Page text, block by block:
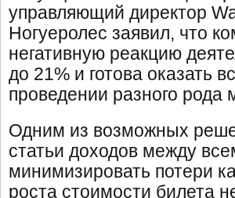
управляющий директор
Ногуеролес заявил, что
негативную реакцию
до 21% и готова оказать
проведении разного рода
Одним из возможных
статьи доходов между
минимизировать потери
роста стоимости билета